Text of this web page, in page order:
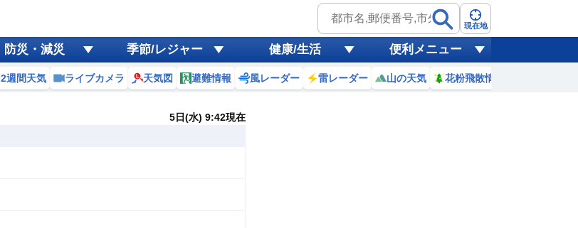
現在地
防災・減災 季節/レジャー 健康/生活 便利メニュー
2週間天気 ライブカメラ 天気図 避難情報 風レーダー 雷レーダー 山の天気 花粉飛散情報
5日(水) 9:42現在